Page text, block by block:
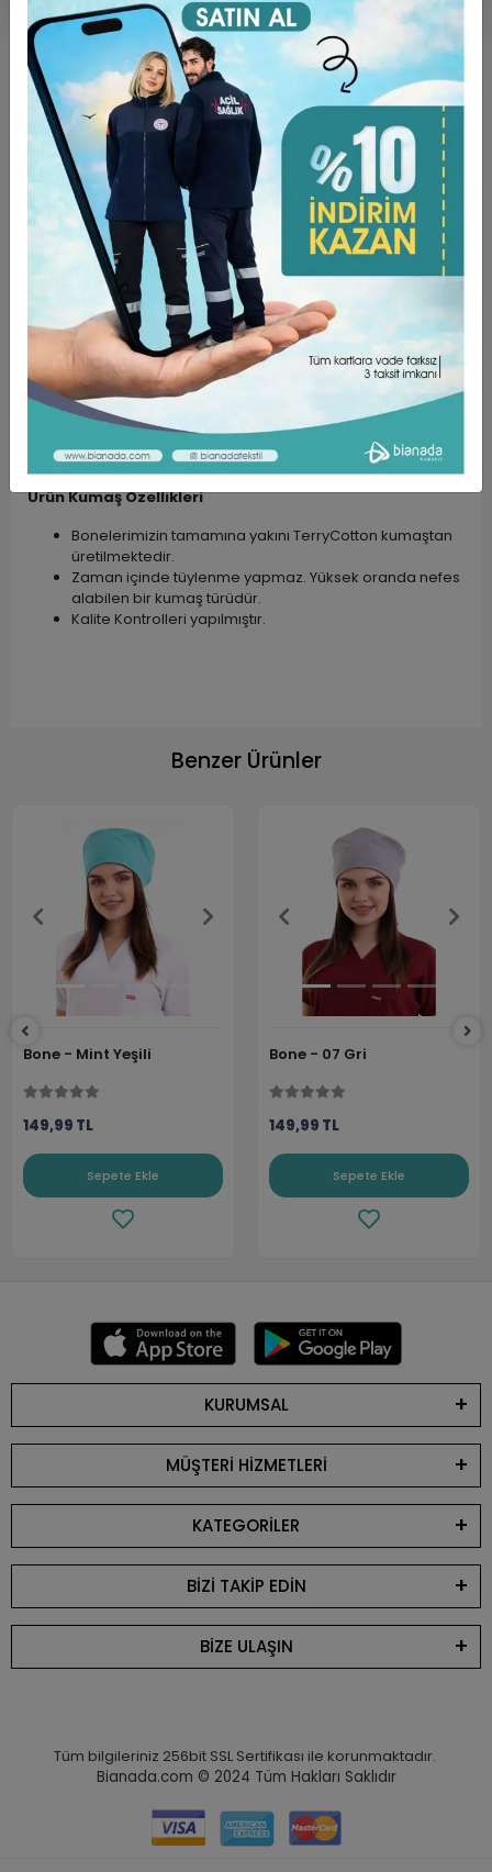
Ürün Açıklaması Garanti ve Teslimat
Taksit Seçenekleri Yorumlar
ÜRÜN ÖZELLİKLERİ ;
PAMUKLU TERY COTTON KUMAŞTIR. ( %60 Pamuk , %35
poly, %5 Lycra )
Bonelerimiz Standart Boyda üretilmektedir.
Arkadan Bağcıklı ve Lastikli yapıya sahiptir. Kafanızdan
düşme yada kayma yapmaz.
Ter Emici özellikte, Bonenin kaymasını engelleyen
ve Alında iz yapmasının önüne geçen bant
bulunmaktadır.
Desenli, Nakışlı, Tek Renk ve Tesettür Bone
modellerimiz mevcuttur.
Farklı meslek gruplarının kullanımına uygundur.
Ürün Kumaş Özellikleri
Bonelerimizin tamamına yakını TerryCotton kumaştan
üretilmektedir.
Zaman içinde tüylenme yapmaz. Yüksek oranda nefes
alabilen bir kumaş türüdür.
Kalite Kontrolleri yapılmıştır.
Benzer Ürünler
Bone - Mint Yeşili
149,99 TL
Sepete Ekle
Bone - 07 Gri
149,99 TL
Sepete Ekle
KURUMSAL
MÜŞTERİ HİZMETLERİ
KATEGORİLER
BİZİ TAKİP EDİN
BİZE ULAŞIN
Tüm bilgileriniz 256bit SSL Sertifikası ile korunmaktadır.
Bianada.com © 2024 Tüm Hakları Saklıdır